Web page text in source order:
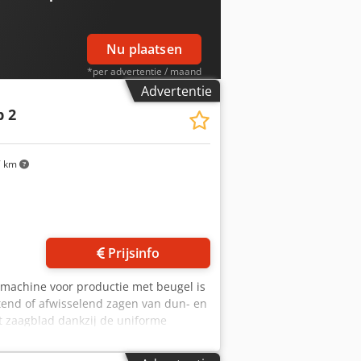
Nu plaatsen
*per advertentie / maand
Advertentie
km
2
Prijsinfo
voor productie met beugel is
of afwisselend zagen van dun- en
dankzij de uniforme
beugelleiding, gesloten
traploos instelbare, hydraulische